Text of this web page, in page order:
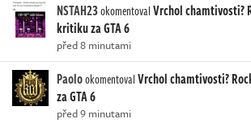
NSTAH23okomentovalVrchol chamtivosti?
kritiku za GTA 6
před 8 minutami
PaolookomentovalVrchol chamtivosti?
za GTA 6
před 9 minutami